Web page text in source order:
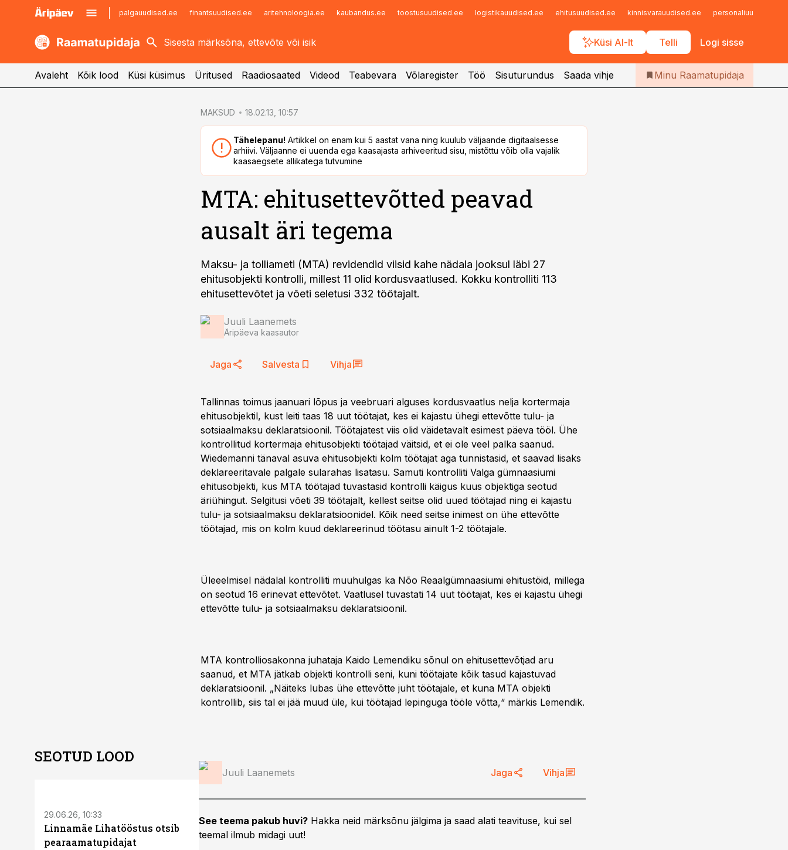
palgauudised.ee finantsuudised.ee aritehnoloogia.ee kaubandus.ee toostusuudised.ee logistikauudised.ee ehitusuudised.ee kinnisvarauudised.ee personaliuudised.ee
Küsi AI-lt Telli Logi sisse
kaubandus.ee
kinnisvarauudised.ee
imelineajalugu.ee
Infopank
Iseteenindus
Telli Raamatupidaja
Avaleht Kõik lood Küsi küsimus Üritused Raadiosaated Videod Teabevara Võlaregister Töö Sisuturundus Saada vihje Minu Raamatupidaja
MAKSUD 18.02.13, 10:57
Tähelepanu! Artikkel on enam kui 5 aastat vana ning kuulub väljaande digitaalsesse
arhiivi. Väljaanne ei uuenda ega kaasajasta arhiveeritud sisu, mistõttu võib olla vajalik
kaasaegsete allikatega tutvumine
MTA: ehitusettevõtted peavad
ausalt äri tegema
Maksu- ja tolliameti (MTA) revidendid viisid kahe nädala jooksul läbi 27
ehitusobjekti kontrolli, millest 11 olid kordusvaatlused. Kokku kontrolliti 113
ehitusettevõtet ja võeti seletusi 332 töötajalt.
Juuli Laanemets
Äripäeva kaasautor
Jaga Salvesta Vihja
Tallinnas toimus jaanuari lõpus ja veebruari alguses kordusvaatlus nelja kortermaja
ehitusobjektil, kust leiti taas 18 uut töötajat, kes ei kajastu ühegi ettevõtte tulu- ja
sotsiaalmaksu deklaratsioonil. Töötajatest viis olid väidetavalt esimest päeva tööl. Ühe
kontrollitud kortermaja ehitusobjekti töötajad väitsid, et ei ole veel palka saanud.
Wiedemanni tänaval asuva ehitusobjekti kolm töötajat aga tunnistasid, et saavad lisaks
deklareeritavale palgale sularahas lisatasu. Samuti kontrolliti Valga gümnaasiumi
ehitusobjekti, kus MTA töötajad tuvastasid kontrolli käigus kuus objektiga seotud
äriühingut. Selgitusi võeti 39 töötajalt, kellest seitse olid uued töötajad ning ei kajastu
tulu- ja sotsiaalmaksu deklaratsioonidel. Kõik need seitse inimest on ühe ettevõtte
töötajad, mis on kolm kuud deklareerinud töötasu ainult 1-2 töötajale.
Üleeelmisel nädalal kontrolliti muuhulgas ka Nõo Reaalgümnaasiumi ehitustöid, millega
on seotud 16 erinevat ettevõtet. Vaatlusel tuvastati 14 uut töötajat, kes ei kajastu ühegi
ettevõtte tulu- ja sotsiaalmaksu deklaratsioonil.
MTA kontrolliosakonna juhataja Kaido Lemendiku sõnul on ehitusettevõtjad aru
saanud, et MTA jätkab objekti kontrolli seni, kuni töötajate kõik tasud kajastuvad
deklaratsioonil. „Näiteks lubas ühe ettevõtte juht töötajale, et kuna MTA objekti
kontrollib, siis tal ei jää muud üle, kui töötajad lepinguga tööle võtta,“ märkis Lemendik.
Juuli Laanemets Jaga Vihja
See teema pakub huvi? Hakka neid märksõnu jälgima ja saad alati teavituse, kui sel
teemal ilmub midagi uut!
SEOTUD LOOD
29.06.26, 10:33
Linnamäe Lihatööstus otsib
pearaamatupidajat